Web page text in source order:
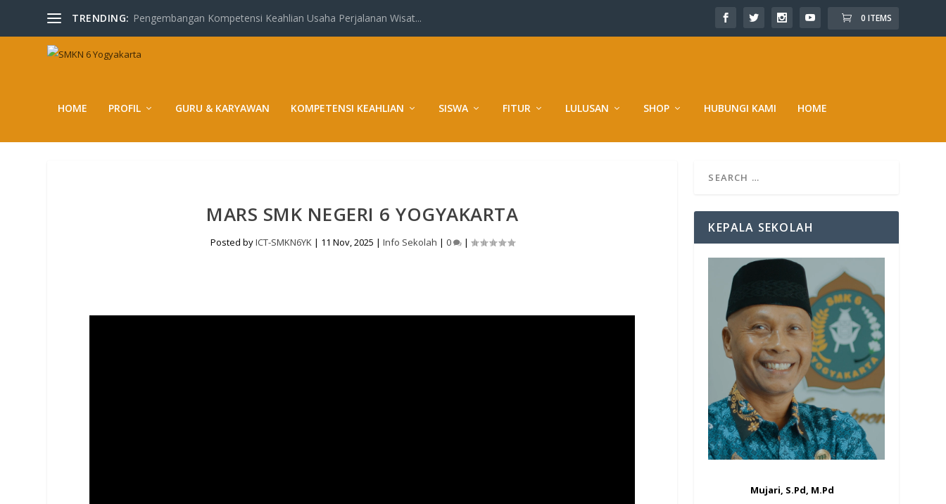
TRENDING: Pengembangan Kompetensi Keahlian Usaha Perjalanan Wisat... 0 ITEMS
HOME PROFIL GURU & KARYAWAN KOMPETENSI KEAHLIAN SISWA FITUR LULUSAN SHOP HUBUNGI KAMI HOME
MARS SMK NEGERI 6 YOGYAKARTA
Posted byICT-SMKN6YK| 11 Nov, 2025 | Info Sekolah | 0 |
KEPALA SEKOLAH
Mujari, S.Pd, M.Pd